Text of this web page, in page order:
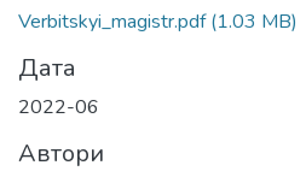
Verbitskyi_magistr.pdf(1.03 MB)
Дата
2022-06
Автори